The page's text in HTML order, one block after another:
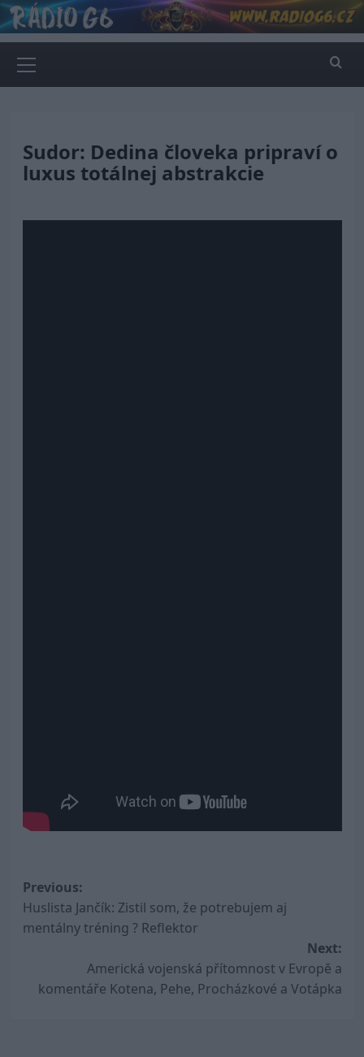
Skip
to
content
Menu
Sudor: Dedina človeka pripraví o
luxus totálnej abstrakcie
Post
navigation
Previous:
Huslista Jančík: Zistil som, že potrebujem aj
mentálny tréning ? Reflektor
Next:
Americká vojenská přítomnost v Evropě a
komentáře Kotena, Pehe, Procházkové a Votápka